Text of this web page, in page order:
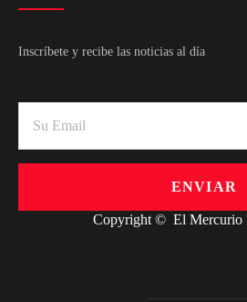
Inscríbete y recibe las noticias al día
ENVIAR
Copyright © El Mercurio